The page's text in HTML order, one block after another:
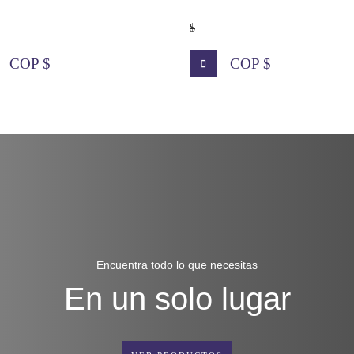
COP $
$
COP $
Encuentra todo lo que necesitas
En un solo lugar